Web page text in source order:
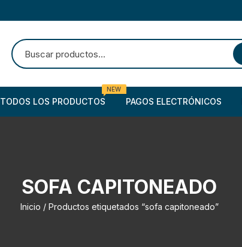
TODOS LOS PRODUCTOS
NEW
PAGOS ELECTRÓNICOS
SOFA CAPITONEADO
Inicio / Productos etiquetados “sofa capitoneado”